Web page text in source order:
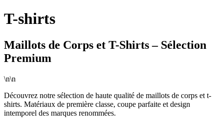
T-shirts
Maillots de Corps et T-Shirts – Sélection
Premium
\n\n
Découvrez notre sélection de haute qualité de maillots de corps et t-
shirts. Matériaux de première classe, coupe parfaite et design
intemporel des marques renommées.